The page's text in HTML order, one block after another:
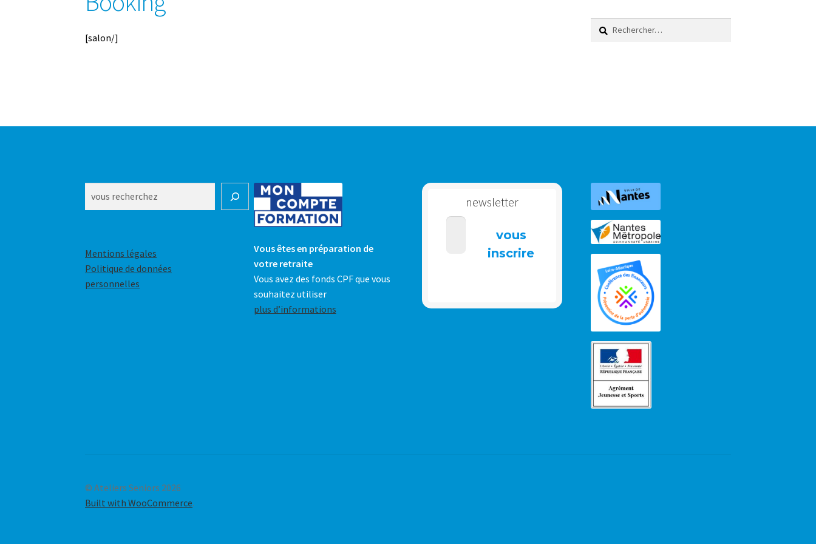
[salon/]
Rechercher :
Mentions légales
Politique de données
personnelles
Vous êtes en préparation de
votre retraite
Vous avez des fonds CPF que vous
souhaitez utiliser
plus d’informations
newsletter
© Ateliers Seniors 2026
Built with WooCommerce.